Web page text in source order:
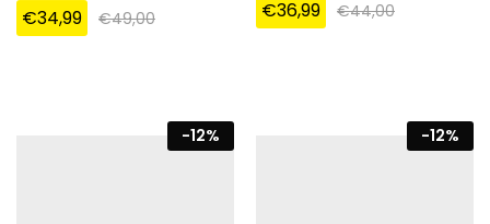
€34,99 €49,00 €36,99 €44,00
-12% -12%